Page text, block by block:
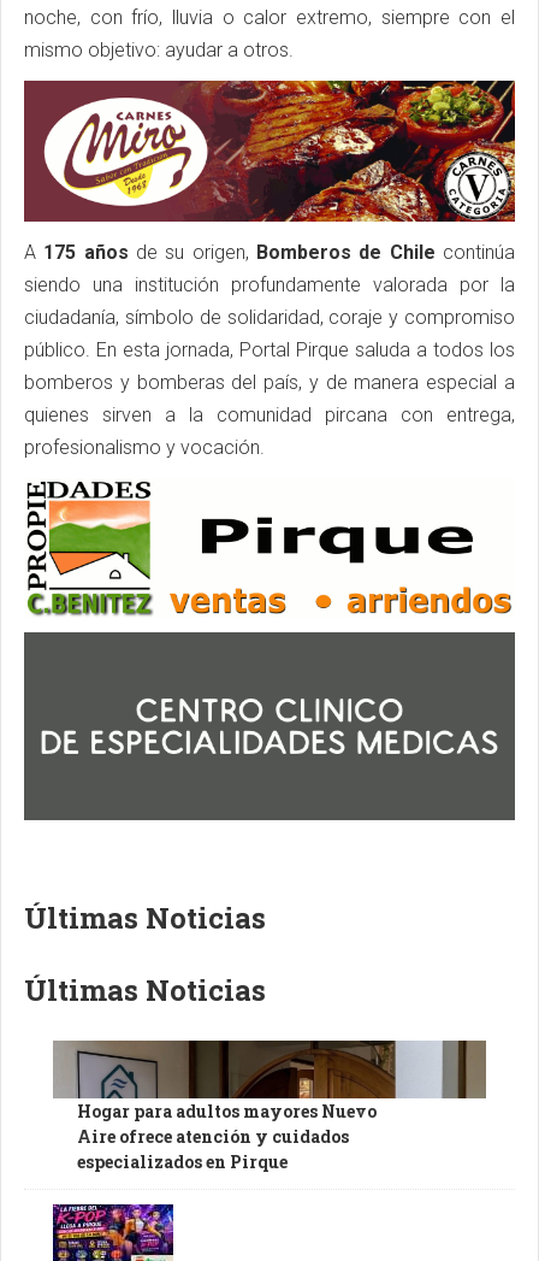
noche, con frío, lluvia o calor extremo, siempre con el
mismo objetivo: ayudar a otros.
A 175 años de su origen, Bomberos de Chile continúa
siendo una institución profundamente valorada por la
ciudadanía, símbolo de solidaridad, coraje y compromiso
público. En esta jornada, Portal Pirque saluda a todos los
bomberos y bomberas del país, y de manera especial a
quienes sirven a la comunidad pircana con entrega,
profesionalismo y vocación.
Últimas Noticias
Últimas Noticias
Hogar para adultos mayores Nuevo
Aire ofrece atención y cuidados
especializados en Pirque